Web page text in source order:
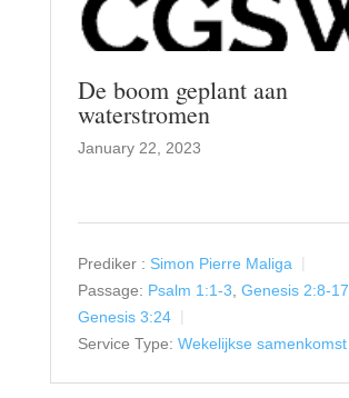
De boom geplant aan
waterstromen
January 22, 2023
Prediker : Simon Pierre Maliga
Passage: Psalm 1:1-3 Genesis 2:8-17
Genesis 3:24
Service Type: Wekelijkse samenkomst